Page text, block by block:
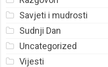
Savjeti i mudrosti
Sudnji Dan
Uncategorized
Vijesti